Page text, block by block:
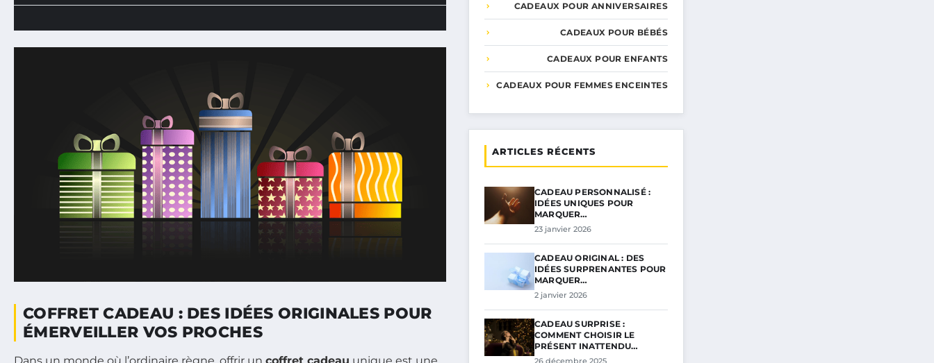
COFFRET CADEAU : DES IDÉES ORIGINALES POUR
ÉMERVEILLER VOS PROCHES
CADEAUX POUR ANNIVERSAIRES
CADEAUX POUR BÉBÉS
CADEAUX POUR ENFANTS
CADEAUX POUR FEMMES ENCEINTES
ARTICLES RÉCENTS
CADEAU PERSONNALISÉ :
IDÉES UNIQUES POUR
MARQUER…
23 janvier 2026
CADEAU ORIGINAL : DES
IDÉES SURPRENANTES POUR
MARQUER…
2 janvier 2026
CADEAU SURPRISE :
COMMENT CHOISIR LE
PRÉSENT INATTENDU…
26 décembre 2025